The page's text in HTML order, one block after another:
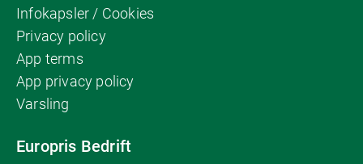
Infokapsler / Cookies
Privacy policy
App terms
App privacy policy
Varsling
Europris Bedrift